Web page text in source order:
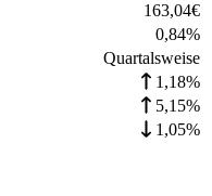
163,04€
0,84%
Quartalsweise
1,18%
5,15%
1,05%